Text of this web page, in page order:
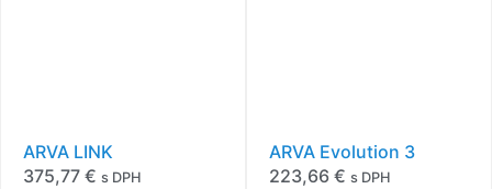
ARVA LINK
375,77 € s DPH
ARVA Evolution 3
223,66 € s DPH